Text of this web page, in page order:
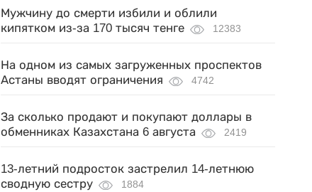
Мужчину до смерти избили и облили
кипятком из-за 170 тысяч тенге
12383
На одном из самых загруженных проспектов
Астаны вводят ограничения
4742
За сколько продают и покупают доллары в
обменниках Казахстана 6 августа
2419
13-летний подросток застрелил 14-летнюю
сводную сестру
1884